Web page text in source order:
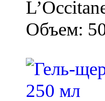
Объем: